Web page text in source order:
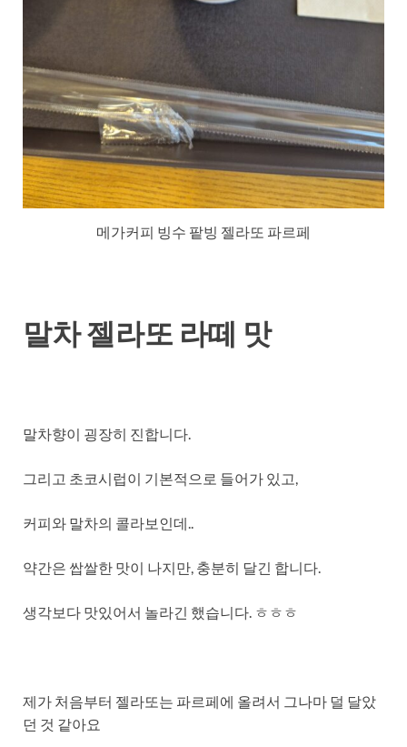
메가커피 빙수 팥빙 젤라또 파르페
말차 젤라또 라떼 맛
말차향이 굉장히 진합니다.
그리고 초코시럽이 기본적으로 들어가 있고,
커피와 말차의 콜라보인데..
약간은 쌉쌀한 맛이 나지만, 충분히 달긴 합니다.
생각보다 맛있어서 놀라긴 했습니다. ㅎㅎㅎ
제가 처음부터 젤라또는 파르페에 올려서 그나마 덜 달았
던 것 같아요